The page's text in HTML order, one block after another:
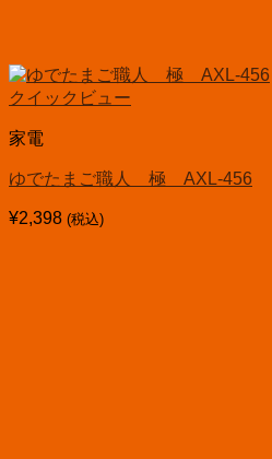
クイックビュー
家電
ゆでたまご職人 極 AXL-456
¥2,398 (税込)